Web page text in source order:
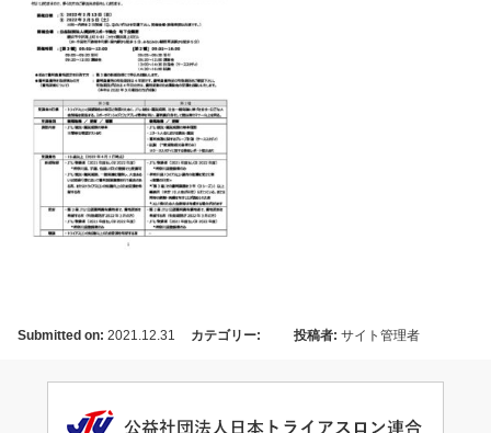
Submitted on: 2021.12.31 カテゴリー: 投稿者: サイト管理者